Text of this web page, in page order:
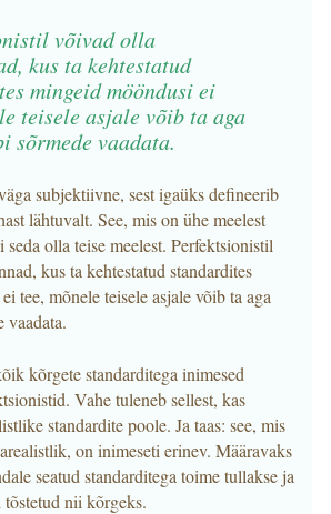
võivad olla
kus ta kehtestatud
mingeid mööndusi ei
teisele asjale võib ta aga
sõrmede vaadata.
subjektiivne, sest igaüks defineerib
lähtuvalt. See, mis on ühe meelest
olla teise meelest. Perfektsionistil
kus ta kehtestatud standardites
tee, mõnele teisele asjale võib ta aga
vaadata.
kõrgete standarditega inimesed
Vahe tuleneb sellest, kas
standardite poole. Ja taas: see, mis
on inimeseti erinev. Määravaks
seatud standarditega toime tullakse ja
nii kõrgeks.